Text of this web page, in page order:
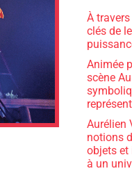
À
clés de
Animée
scène
Aurélien
notions
objets et
à un